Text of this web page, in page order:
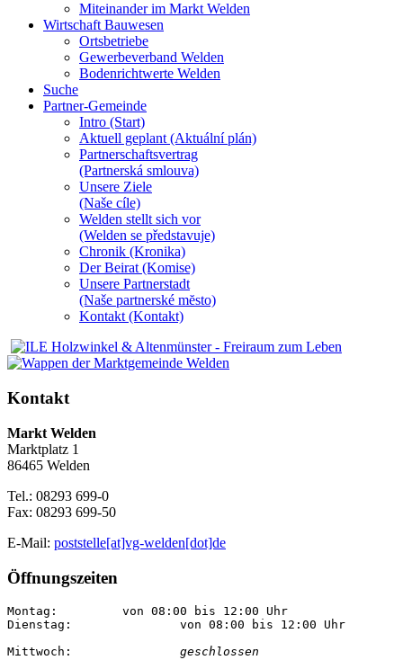
Miteinander im Markt Welden
Wirtschaft Bauwesen
Ortsbetriebe
Gewerbeverband Welden
Bodenrichtwerte Welden
Suche
Partner-Gemeinde
Intro (Start)
Aktuell geplant (Aktuální plán)
Partnerschaftsvertrag
(Partnerská smlouva)
Unsere Ziele
(Naše cíle)
Welden stellt sich vor
(Welden se představuje)
Chronik (Kronika)
Der Beirat (Komise)
Unsere Partnerstadt
(Naše partnerské mĕsto)
Kontakt (Kontakt)
Kontakt
Markt Welden
Marktplatz 1
86465 Welden
Tel.: 08293 699-0
Fax: 08293 699-50
E-Mail: poststelle[at]vg-welden[dot]de
Öffnungszeiten
Montag:		von 08:00 bis 12:00 Uhr
Dienstag:		von 08:00 bis 12:00 Uhr
geschlossen